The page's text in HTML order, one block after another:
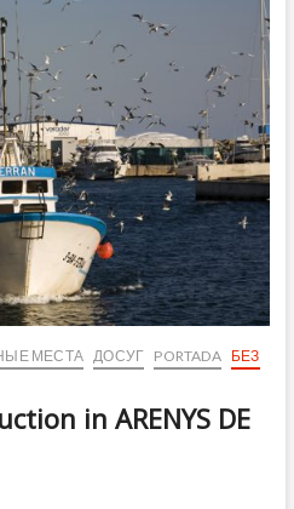
МЕСТА ДОСУГ PORTADA
БЕЗ
in ARENYS DE